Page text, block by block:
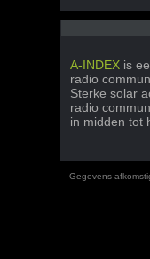
A-INDEX is
radio
Sterke solar
radio
in midden tot
Gegevens